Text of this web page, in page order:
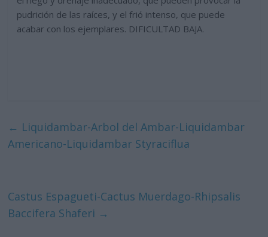
pudrición de las raíces, y el frió intenso, que puede
acabar con los ejemplares. DIFICULTAD BAJA.
← Liquidambar-Arbol del Ambar-Liquidambar
Americano-Liquidambar Styraciflua
Castus Espagueti-Cactus Muerdago-Rhipsalis
Baccifera Shaferi →